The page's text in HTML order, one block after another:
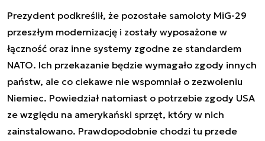
Prezydent podkreślił, że pozostałe samoloty MiG-29
przeszłym modernizację i zostały wyposażone w
łączność oraz inne systemy zgodne ze standardem
NATO. Ich przekazanie będzie wymagało zgody innych
państw, ale co ciekawe nie wspomniał o zezwoleniu
Niemiec. Powiedział natomiast o potrzebie zgody USA
ze względu na amerykański sprzęt, który w nich
zainstalowano. Prawdopodobnie chodzi tu przede